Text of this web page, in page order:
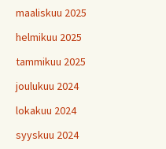
maaliskuu 2025
helmikuu 2025
tammikuu 2025
joulukuu 2024
lokakuu 2024
syyskuu 2024